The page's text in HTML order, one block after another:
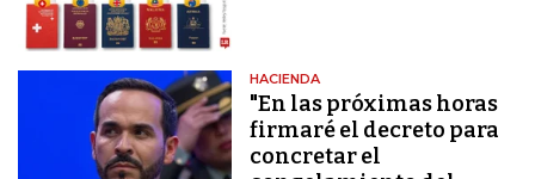
HACIENDA
"En las próximas horas
firmaré el decreto para
concretar el